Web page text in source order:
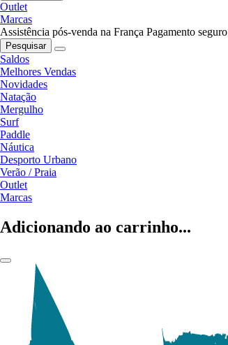
Outlet
Marcas
Assistência pós-venda na França Pagamento seguro
Pesquisar
Saldos
Melhores Vendas
Novidades
Natação
Mergulho
Surf
Paddle
Náutica
Desporto Urbano
Verão / Praia
Outlet
Marcas
Adicionando ao carrinho...